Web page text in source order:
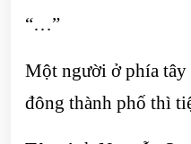
“…”
Một người ở phía
đông thành phố thì